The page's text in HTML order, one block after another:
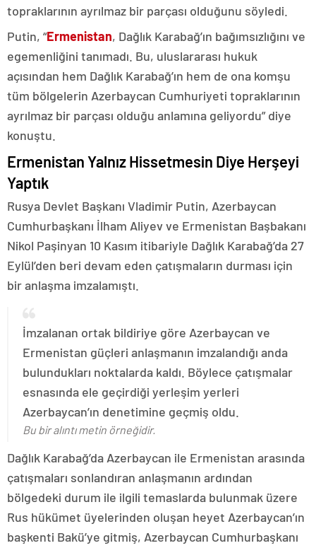
topraklarının ayrılmaz bir parçası olduğunu söyledi.
Putin, “Ermenistan, Dağlık Karabağ’ın bağımsızlığını ve
egemenliğini tanımadı. Bu, uluslararası hukuk
açısından hem Dağlık Karabağ’ın hem de ona komşu
tüm bölgelerin Azerbaycan Cumhuriyeti topraklarının
ayrılmaz bir parçası olduğu anlamına geliyordu” diye
konuştu.
Ermenistan Yalnız Hissetmesin Diye Herşeyi
Yaptık
Rusya Devlet Başkanı Vladimir Putin, Azerbaycan
Cumhurbaşkanı İlham Aliyev ve Ermenistan Başbakanı
Nikol Paşinyan 10 Kasım itibariyle Dağlık Karabağ’da 27
Eylül’den beri devam eden çatışmaların durması için
bir anlaşma imzalamıştı.
İmzalanan ortak bildiriye göre Azerbaycan ve
Ermenistan güçleri anlaşmanın imzalandığı anda
bulundukları noktalarda kaldı. Böylece çatışmalar
esnasında ele geçirdiği yerleşim yerleri
Azerbaycan’ın denetimine geçmiş oldu.
Bu bir alıntı metin örneğidir.
Dağlık Karabağ’da Azerbaycan ile Ermenistan arasında
çatışmaları sonlandıran anlaşmanın ardından
bölgedeki durum ile ilgili temaslarda bulunmak üzere
Rus hükümet üyelerinden oluşan heyet Azerbaycan’ın
başkenti Bakü’ye gitmiş, Azerbaycan Cumhurbaşkanı